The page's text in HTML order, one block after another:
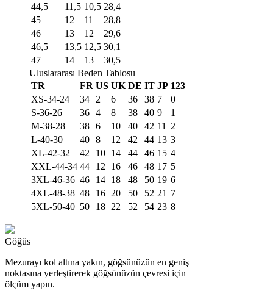
44,5
11,5 10,5 28,4
45
12 11
28,8
46
13 12
29,6
46,5
13,5 12,5 30,1
47
14 13
30,5
Uluslararası Beden Tablosu
TR
FR US UK DE IT JP 123
XS-34-24
34 2 6 36 38 7
0
S-36-26
36 4 8 38 40 9
1
M-38-28
38 6 10 40 42 11
2
L-40-30
40 8 12 42 44 13 3
XL-42-32
42 10 14 44 46 15 4
XXL-44-34 44 12 16 46 48 17 5
3XL-46-36 46 14 18 48 50 19 6
4XL-48-38 48 16 20 50 52 21 7
5XL-50-40 50 18 22 52 54 23 8
Göğüs
Mezurayı kol altına yakın, göğsünüzün en geniş
noktasına yerleştirerek göğsünüzün çevresi için
ölçüm yapın.